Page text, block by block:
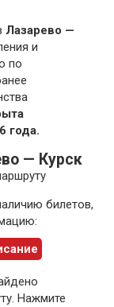
Лазарево —
и
по
года.
— Курск
билетов,
Нажмите